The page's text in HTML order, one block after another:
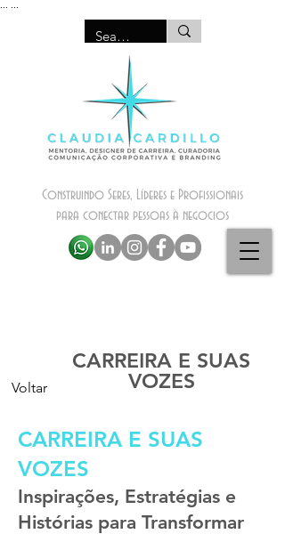
Construindo Seres, Líderes e Profissionais
para conectar pessoas à negocios
Voltar
CARREIRA E SUAS
VOZES
CARREIRA E SUAS
VOZES
Inspirações, Estratégias e
Histórias para Transformar